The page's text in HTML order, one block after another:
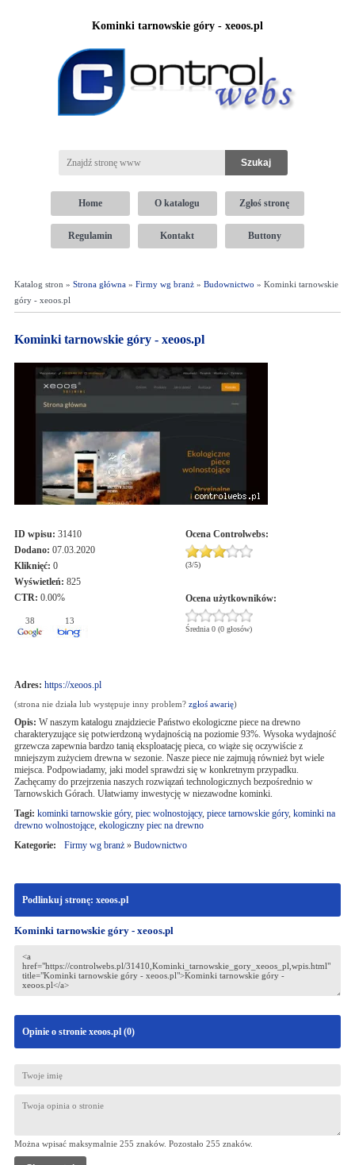
Kominki tarnowskie góry - xeoos.pl
Home O katalogu Zgłoś stronę
Regulamin Kontakt Buttony
Katalog stron » Strona główna» Firmy wg branż» Budownictwo » Kominki tarnowskie
góry - xeoos.pl
Kominki tarnowskie góry - xeoos.pl
ID wpisu: 31410
Dodano: 07.03.2020
Kliknięć: 0
Wyświetleń: 825
CTR: 0.00%
38 13
Ocena Controlwebs:
(3/5)
Ocena użytkowników:
Średnia 0 (0 głosów)
Adres: https://xeoos.pl
(strona nie działa lub występuje inny problem? zgłoś awarię)
Opis: W naszym katalogu znajdziecie Państwo ekologiczne piece na drewno
charakteryzujące się potwierdzoną wydajnością na poziomie 93%. Wysoka wydajność
grzewcza zapewnia bardzo tanią eksploatację pieca, co wiąże się oczywiście z
mniejszym zużyciem drewna w sezonie. Nasze piece nie zajmują również byt wiele
miejsca. Podpowiadamy, jaki model sprawdzi się w konkretnym przypadku.
Zachęcamy do przejrzenia naszych rozwiązań technologicznych bezpośrednio w
Tarnowskich Górach. Ułatwiamy inwestycję w niezawodne kominki.
Tagi: kominki tarnowskie góry, piec wolnostojący, piece tarnowskie góry, kominki na
drewno wolnostojące, ekologiczny piec na drewno
Kategorie:
Firmy wg branż» Budownictwo
Podlinkuj stronę: xeoos.pl
Kominki tarnowskie góry - xeoos.pl
Opinie o stronie xeoos.pl (0)
Można wpisać maksymalnie 255 znaków. Pozostało 255 znaków.